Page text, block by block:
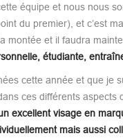
équipe et nous nous
du premier), et c’est
montée et il faudra
étudiante,
cette année et que je
ces différents
excellent visage en
mais aussi